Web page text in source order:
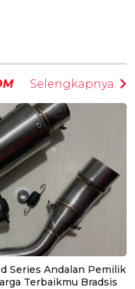
Selengkapnya
Series Andalan Pemilik
Terbaikmu Bradsis